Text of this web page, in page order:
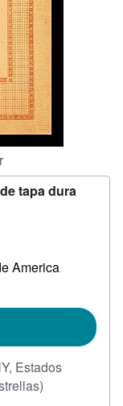
tapa dura
America
Estados